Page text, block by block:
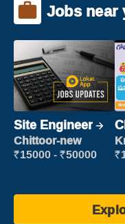
Jobs near
Site Engineer
Chittoor-new
₹15000 - ₹50000